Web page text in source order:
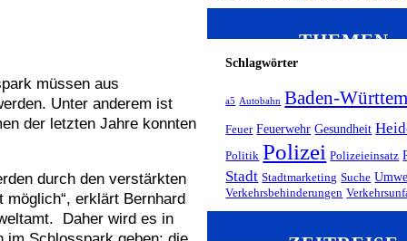
müssen aus
Unter anderem ist
der letzten Jahre konnten
durch den verstärkten
möglich“, erklärt Bernhard
Daher wird es in
THEMEN
Schlagwörter
a5 Autobahn Baden-
Feuer Feuerwehr Gesundheit
Politik Polizei Polizeieinsatz
Stadt Stadtmarketing Suche
Verkehrsbehinderungen